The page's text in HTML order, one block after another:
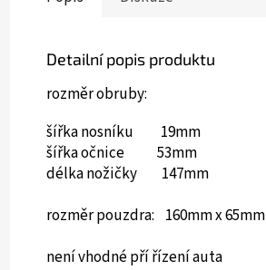
Detailní popis produktu
rozměr obruby:
šířka nosníku 19mm
šířka očnice 53mm
délka nožičky 147mm
rozměr pouzdra: 160mm x 65mm
není vhodné pří řízení auta